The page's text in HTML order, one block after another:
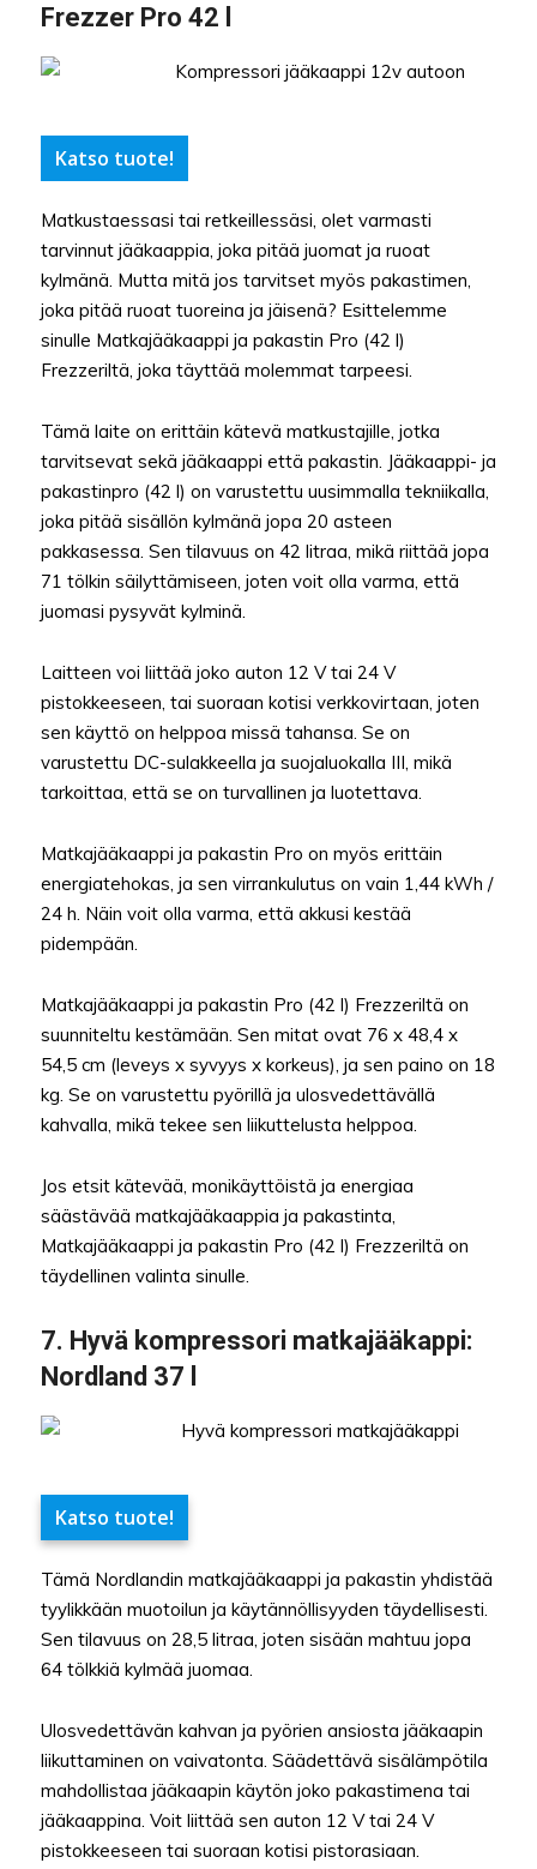
Frezzer Pro 42 l
Katso tuote!
Matkustaessasi tai retkeillessäsi, olet varmasti
tarvinnut jääkaappia, joka pitää juomat ja ruoat
kylmänä. Mutta mitä jos tarvitset myös pakastimen,
joka pitää ruoat tuoreina ja jäisenä? Esittelemme
sinulle Matkajääkaappi ja pakastin Pro (42 l)
Frezzeriltä, joka täyttää molemmat tarpeesi.
Tämä laite on erittäin kätevä matkustajille, jotka
tarvitsevat sekä jääkaappi että pakastin. Jääkaappi- ja
pakastinpro (42 l) on varustettu uusimmalla tekniikalla,
joka pitää sisällön kylmänä jopa 20 asteen
pakkasessa. Sen tilavuus on 42 litraa, mikä riittää jopa
71 tölkin säilyttämiseen, joten voit olla varma, että
juomasi pysyvät kylminä.
Laitteen voi liittää joko auton 12 V tai 24 V
pistokkeeseen, tai suoraan kotisi verkkovirtaan, joten
sen käyttö on helppoa missä tahansa. Se on
varustettu DC-sulakkeella ja suojaluokalla III, mikä
tarkoittaa, että se on turvallinen ja luotettava.
Matkajääkaappi ja pakastin Pro on myös erittäin
energiatehokas, ja sen virrankulutus on vain 1,44 kWh /
24 h. Näin voit olla varma, että akkusi kestää
pidempään.
Matkajääkaappi ja pakastin Pro (42 l) Frezzeriltä on
suunniteltu kestämään. Sen mitat ovat 76 x 48,4 x
54,5 cm (leveys x syvyys x korkeus), ja sen paino on 18
kg. Se on varustettu pyörillä ja ulosvedettävällä
kahvalla, mikä tekee sen liikuttelusta helppoa.
Jos etsit kätevää, monikäyttöistä ja energiaa
säästävää matkajääkaappia ja pakastinta,
Matkajääkaappi ja pakastin Pro (42 l) Frezzeriltä on
täydellinen valinta sinulle.
7. Hyvä kompressori matkajääkappi:
Nordland 37 l
Katso tuote!
Tämä Nordlandin matkajääkaappi ja pakastin yhdistää
tyylikkään muotoilun ja käytännöllisyyden täydellisesti.
Sen tilavuus on 28,5 litraa, joten sisään mahtuu jopa
64 tölkkiä kylmää juomaa.
Ulosvedettävän kahvan ja pyörien ansiosta jääkaapin
liikuttaminen on vaivatonta. Säädettävä sisälämpötila
mahdollistaa jääkaapin käytön joko pakastimena tai
jääkaappina. Voit liittää sen auton 12 V tai 24 V
pistokkeeseen tai suoraan kotisi pistorasiaan.